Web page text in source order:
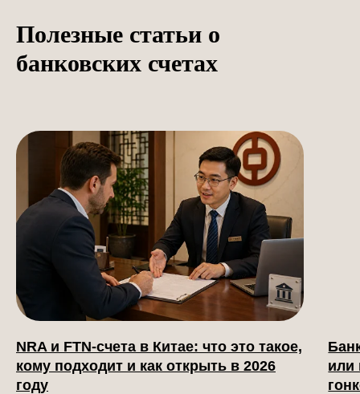
Полезные статьи о
банковских счетах
NRA и FTN-счета в Китае: что это такое,
кому подходит и как открыть в 2026
году
или